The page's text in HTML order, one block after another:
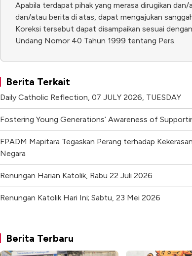
Apabila terdapat pihak yang merasa dirugikan
dan/atau berita di atas, dapat mengajukan
Koreksi tersebut dapat disampaikan sesuai
Undang Nomor 40 Tahun 1999 tentang Pers.
Berita Terkait
Daily Catholic Reflection, 07 JULY 2026, TUESDAY
Fostering Young Generations’ Awareness of
FPADM Mapitara Tegaskan Perang terhadap
Negara
Renungan Harian Katolik, Rabu 22 Juli 2026
Renungan Katolik Hari Ini; Sabtu, 23 Mei 2026
Berita Terbaru